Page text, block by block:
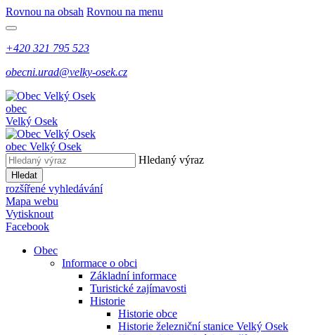
Rovnou na obsah Rovnou na menu
+420 321 795 523
obecni.urad@velky-osek.cz
obec
Velký Osek
obec Velký Osek
Hledaný výraz
Hledat
rozšířené vyhledávání
Mapa webu
Vytisknout
Facebook
Obec
Informace o obci
Základní informace
Turistické zajímavosti
Historie
Historie obce
Historie železniční stanice Velký Osek